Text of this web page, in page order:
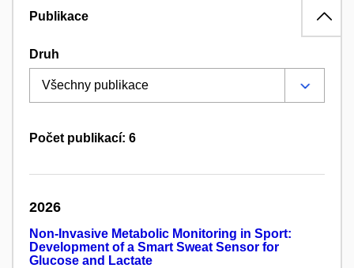
Publikace
Druh
Počet publikací: 6
2026
Non-Invasive Metabolic Monitoring in Sport:
Development of a Smart Sweat Sensor for
Glucose and Lactate